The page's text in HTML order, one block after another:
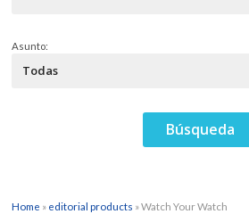
Asunto:
Home » editorial products »Watch Your Watch